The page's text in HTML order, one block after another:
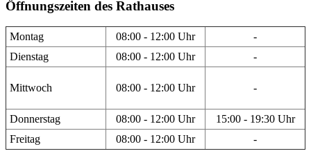
Öffnungszeiten des Rathauses
Montag 08:00 - 12:00 Uhr
-
Dienstag
08:00 - 12:00 Uhr -
Mittwoch 08:00 - 12:00 Uhr -
Donnerstag 08:00 - 12:00 Uhr
15:00 - 19:30 Uhr
Freitag
08:00 - 12:00 Uhr -